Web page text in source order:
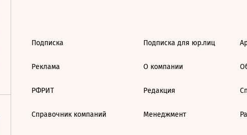
Подписка
Реклама
РФРИТ
Справочник компаний
Подписка для юр.лиц
О компании
Редакция
Менеджмент